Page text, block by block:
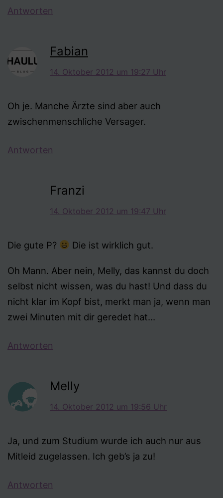
Antworten
Fabian
14. Oktober 2012 um 19:27 Uhr
Oh je. Manche Ärzte sind aber auch
zwischenmenschliche Versager.
Antworten
Franzi
14. Oktober 2012 um 19:47 Uhr
Die gute P? Die ist wirklich gut.
Oh Mann. Aber nein, Melly, das kannst du doch
selbst nicht wissen, was du hast! Und dass du
nicht klar im Kopf bist, merkt man ja, wenn man
zwei Minuten mit dir geredet hat…
Antworten
Melly
14. Oktober 2012 um 19:56 Uhr
Ja, und zum Studium wurde ich auch nur aus
Mitleid zugelassen. Ich geb’s ja zu!
Antworten